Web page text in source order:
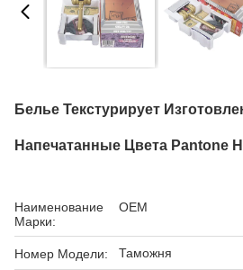
Белье Текстурирует
Напечатанные Цвета Pantone
Наименование
Марки:
OEM
Номер Модели: Таможня